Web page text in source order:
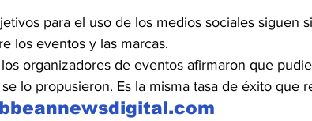
para el uso de los medios sociales siguen
los eventos y las marcas.
organizadores de eventos afirmaron que
lo propusieron. Es la misma tasa de éxito que